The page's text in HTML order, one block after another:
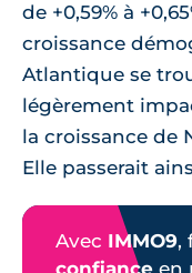
de +0,59% à
croissance
Atlantique se
légèrement
la croissance de
Elle passerait
Avec IMMO9,
confiance en